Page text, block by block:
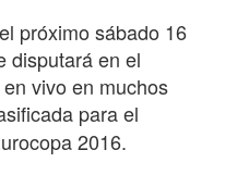
próximo sábado 16
disputará en el
vivo en muchos
para el
2016.